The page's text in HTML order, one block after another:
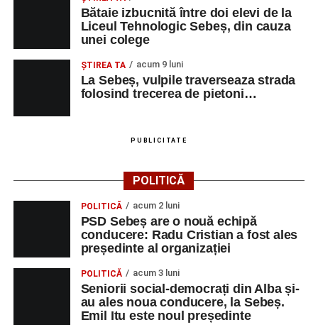
Bătaie izbucnită între doi elevi de la
Liceul Tehnologic Sebeș, din cauza
unei colege
ŞTIREA TA acum 9 luni
La Sebeș, vulpile traverseaza strada
folosind trecerea de pietoni…
PUBLICITATE
POLITICĂ
POLITICĂ acum 2 luni
PSD Sebeș are o nouă echipă
conducere: Radu Cristian a fost ales
președinte al organizației
POLITICĂ acum 3 luni
Seniorii social-democrați din Alba și-
au ales noua conducere, la Sebeș.
Emil Itu este noul președinte